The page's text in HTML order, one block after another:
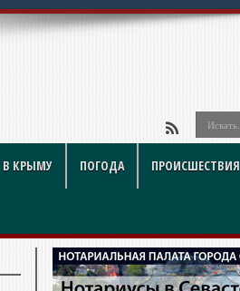
КРЫМУ ПОГОДА ПРОИСШЕСТВИЯ